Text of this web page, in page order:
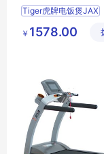
福利品
Tiger虎牌电饭煲JAX
可预约定时
￥ 1578.00